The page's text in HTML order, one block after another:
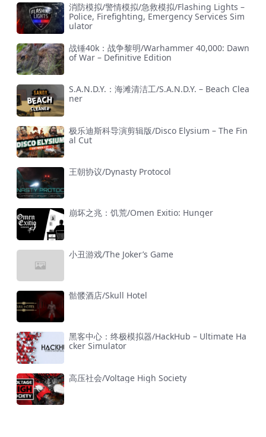
消防模拟/警情模拟/急救模拟/Flashing Lights –
Police, Firefighting, Emergency Services Sim
ulator
战锤40k：战争黎明/Warhammer 40,000: Dawn
of War – Definitive Edition
S.A.N.D.Y.：海滩清洁工/S.A.N.D.Y. – Beach Clea
ner
极乐迪斯科导演剪辑版/Disco Elysium – The Fin
al Cut
王朝协议/Dynasty Protocol
崩坏之兆：饥荒/Omen Exitio: Hunger
小丑游戏/The Joker’s Game
骷髅酒店/Skull Hotel
黑客中心：终极模拟器/HackHub – Ultimate Ha
cker Simulator
高压社会/Voltage High Society